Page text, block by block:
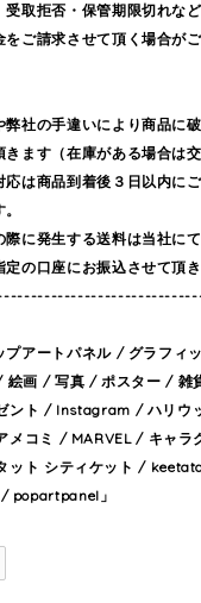
取拒否・保管期限切れなど
ご請求させて頂く場合がご
社の手違いにより商品に
ます（在庫がある場合は
は商品到着後３日以内に
に発生する送料は当社にて
の口座にお振込させて頂き
プアートパネル / グラフィ
絵画 / 写真 / ポスター / 雑
ント / Instagram / ハリウ
メコミ / MARVEL / キャラ
ット シティケット /
popartpanel」